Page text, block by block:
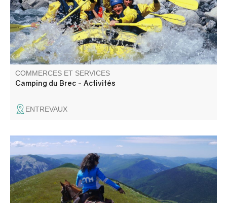
COMMERCES ET SERVICES
Camping du Brec - Activités
ENTREVAUX
Venez découvrir la vallée du Haut Verdon du haut de mes
chevaux. Des randonnées pour tous les goûts de 1h à
plusieurs jours avec bivouac en cabane de montagne ou
à la belle étoile. Évènements en calèche à la demande.
Nous ne prenons pas les débutants.